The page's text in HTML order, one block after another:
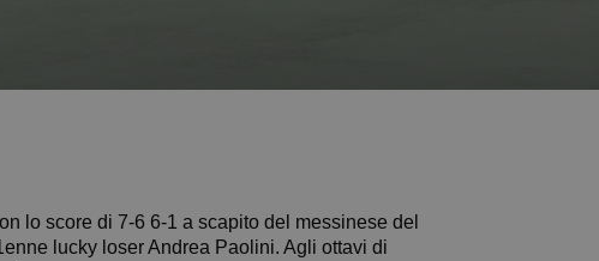
lo score di 7-6 6-1 a scapito del messinese del
lucky loser Andrea Paolini. Agli ottavi di